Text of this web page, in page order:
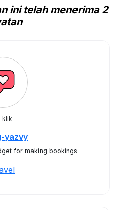
ini telah menerima 2
klik
yazvy
for making bookings